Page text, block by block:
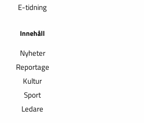
E-tidning
Innehåll
Nyheter
Reportage
Kultur
Sport
Ledare